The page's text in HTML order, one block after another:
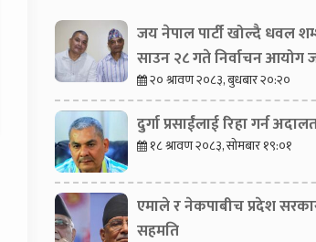
जय नेपाल पार्टी खोल्दै धवल
साउन २८ गते निर्वाचन आयोग
२० श्रावण २०८३, बुधबार २०:२०
दुर्गा प्रसाईंलाई रिहा गर्न
१८ श्रावण २०८३, सोमबार १९:०१
एमाले र नेकपाबीच प्रदेश
सहमति